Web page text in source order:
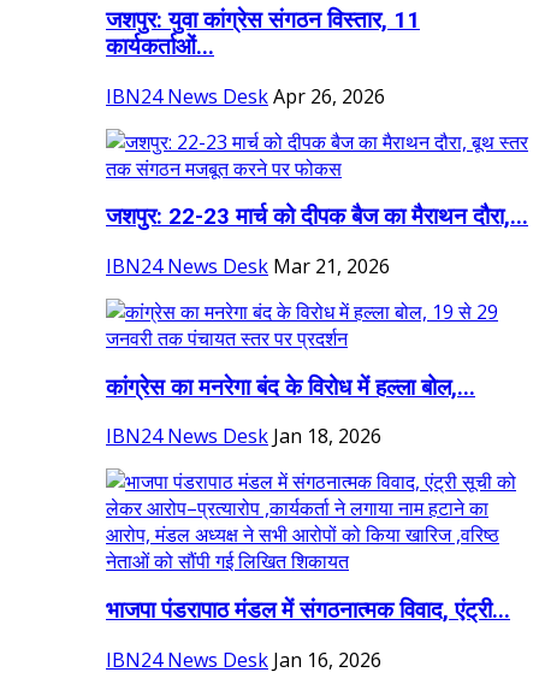
जशपुर: युवा कांग्रेस संगठन विस्तार, 11
कार्यकर्ताओं...
IBN24 News DeskApr 26, 2026
जशपुर: 22-23 मार्च को दीपक बैज का मैराथन दौरा,...
IBN24 News Desk Mar 21, 2026
कांग्रेस का मनरेगा बंद के विरोध में हल्ला बोल,...
IBN24 News Desk Jan 18, 2026
भाजपा पंडरापाठ मंडल में संगठनात्मक विवाद, एंट्री...
IBN24 News Desk Jan 16, 2026